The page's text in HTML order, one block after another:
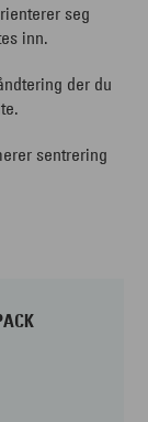
seg
inn.
der du
sentrering